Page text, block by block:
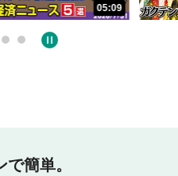
05:09
簡単。